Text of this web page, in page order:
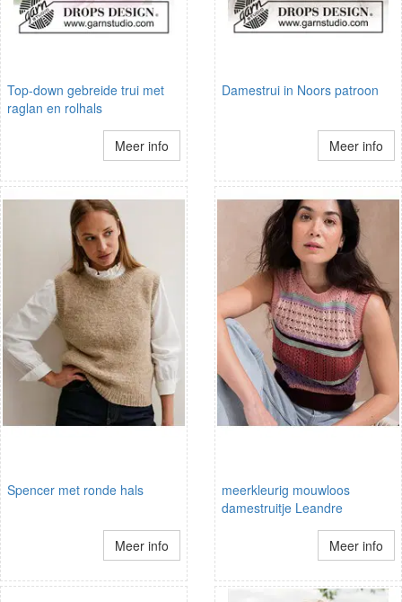
Top-down gebreide trui met
raglan en rolhals
Meer info
Damestrui in Noors patroon
Meer info
Spencer met ronde hals
Meer info
meerkleurig mouwloos
damestruitje Leandre
Meer info